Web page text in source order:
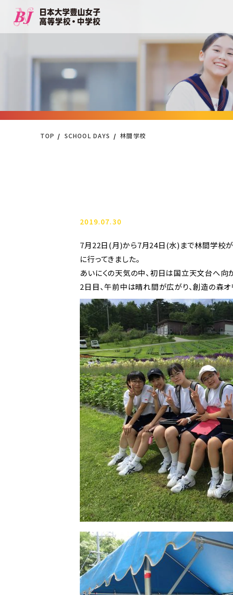
TOP SCHOOL DAYS 林間学校
2019.07.30
7月22日(月)から7月24日(水)まで林間学校が
に行ってきました。
あいにくの天気の中、初日は国立天文台へ向
2日目、午前中は晴れ間が広がり、創造の森